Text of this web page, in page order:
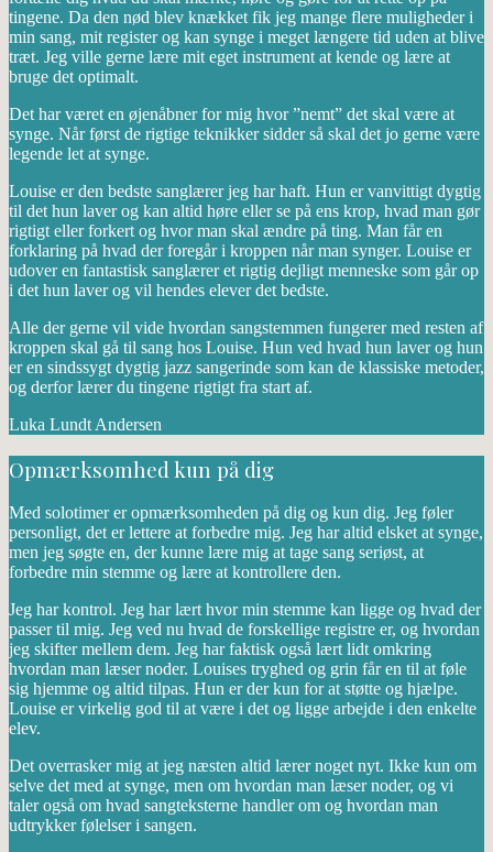
tingene. Da den nød blev knækket fik jeg mange flere muligheder i
min sang, mit register og kan synge i meget længere tid uden at blive
træt. Jeg ville gerne lære mit eget instrument at kende og lære at
bruge det optimalt.
Det har været en øjenåbner for mig hvor ”nemt” det skal være at
synge. Når først de rigtige teknikker sidder så skal det jo gerne være
legende let at synge.
Louise er den bedste sanglærer jeg har haft. Hun er vanvittigt dygtig
til det hun laver og kan altid høre eller se på ens krop, hvad man gør
rigtigt eller forkert og hvor man skal ændre på ting. Man får en
forklaring på hvad der foregår i kroppen når man synger. Louise er
udover en fantastisk sanglærer et rigtig dejligt menneske som går op
i det hun laver og vil hendes elever det bedste.
Alle der gerne vil vide hvordan sangstemmen fungerer med resten af
kroppen skal gå til sang hos Louise. Hun ved hvad hun laver og hun
er en sindssygt dygtig jazz sangerinde som kan de klassiske metoder,
og derfor lærer du tingene rigtigt fra start af.
Luka Lundt Andersen
Opmærksomhed kun på dig
Med solotimer er opmærksomheden på dig og kun dig. Jeg føler
personligt, det er lettere at forbedre mig. Jeg har altid elsket at synge,
men jeg søgte en, der kunne lære mig at tage sang seriøst, at
forbedre min stemme og lære at kontrollere den.
Jeg har kontrol. Jeg har lært hvor min stemme kan ligge og hvad der
passer til mig. Jeg ved nu hvad de forskellige registre er, og hvordan
jeg skifter mellem dem. Jeg har faktisk også lært lidt omkring
hvordan man læser noder. Louises tryghed og grin får en til at føle
sig hjemme og altid tilpas. Hun er der kun for at støtte og hjælpe.
Louise er virkelig god til at være i det og ligge arbejde i den enkelte
elev.
Det overrasker mig at jeg næsten altid lærer noget nyt. Ikke kun om
selve det med at synge, men om hvordan man læser noder, og vi
taler også om hvad sangteksterne handler om og hvordan man
udtrykker følelser i sangen.